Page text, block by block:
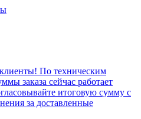
По техническим
заказа сейчас работает
итоговую сумму с
за доставленные